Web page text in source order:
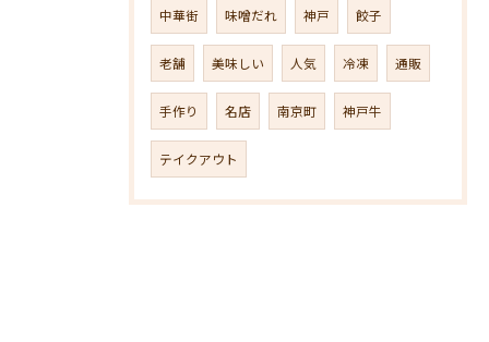
中華街 味噌だれ 神戸 餃子
老舗 美味しい 人気 冷凍 通販
手作り 名店 南京町 神戸牛
テイクアウト